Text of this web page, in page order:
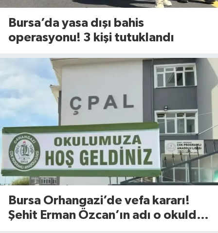
Bursa’da yasa dışı bahis
operasyonu! 3 kişi tutuklandı
Bursa Orhangazi’de vefa kararı!
Şehit Erman Özcan’ın adı o okulda